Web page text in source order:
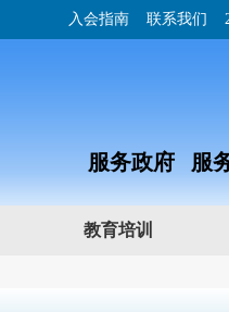
入会指南 联系我们
服务政府 服
教育培训